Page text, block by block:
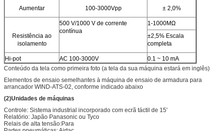
Aumentar 100-3000Vpp ± 2,0%
Resistência ao
isolamento
500 V/1000 V de corrente
contínua
1-1000MΩ
±2,5% Escala
completa
Hi-pot AC 100-3000V
0.1 ~ 10 mA
Conteúdo da tela como primeira foto (a tela da sua máquina estará em inglês)
Elementos de ensaio semelhantes à máquina de ensaio de armadura para
arrancador WIND-ATS-02, conforme indicado abaixo
(2)Unidades de máquinas
Controle: Sistema industrial incorporado com ecrã táctil de 15'
Relatório: Japão Panasonic ou Tyco
Relais de alta tensão:Para